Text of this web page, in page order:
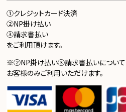
①クレジットカード決済
②NP掛け払い
③請求書払い
をご利用頂けます。
※②NP掛け払い③請求書払いについて
お客様のみご利用いただけます。